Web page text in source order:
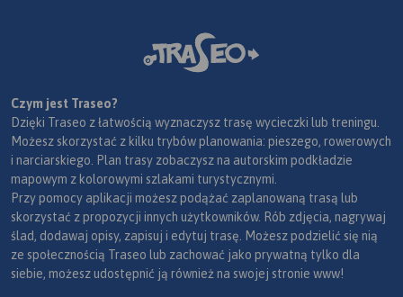
Czym jest Traseo?
Dzięki Traseo z łatwością wyznaczysz trasę wycieczki lub treningu.
Możesz skorzystać z kilku trybów planowania: pieszego, rowerowych
i narciarskiego. Plan trasy zobaczysz na autorskim podkładzie
mapowym z kolorowymi szlakami turystycznymi.
Przy pomocy aplikacji możesz podążać zaplanowaną trasą lub
skorzystać z propozycji innych użytkowników. Rób zdjęcia, nagrywaj
ślad, dodawaj opisy, zapisuj i edytuj trasę. Możesz podzielić się nią
ze społecznością Traseo lub zachować jako prywatną tylko dla
siebie, możesz udostępnić ją również na swojej stronie www!